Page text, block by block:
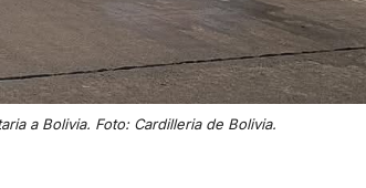
a Bolivia. Foto: Cardilleria de Bolivia.